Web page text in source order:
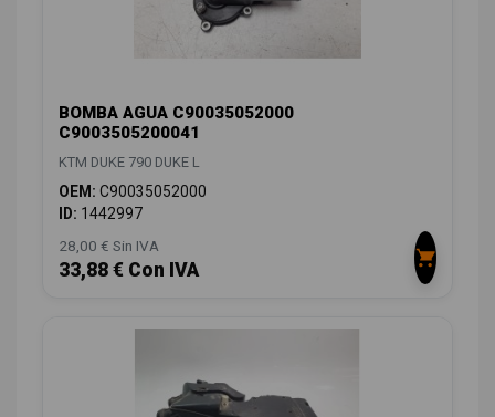
BOMBA AGUA C90035052000
C9003505200041
KTM DUKE 790 DUKE L
OEM: C90035052000
ID: 1442997
28,00 € Sin IVA
33,88 € Con IVA